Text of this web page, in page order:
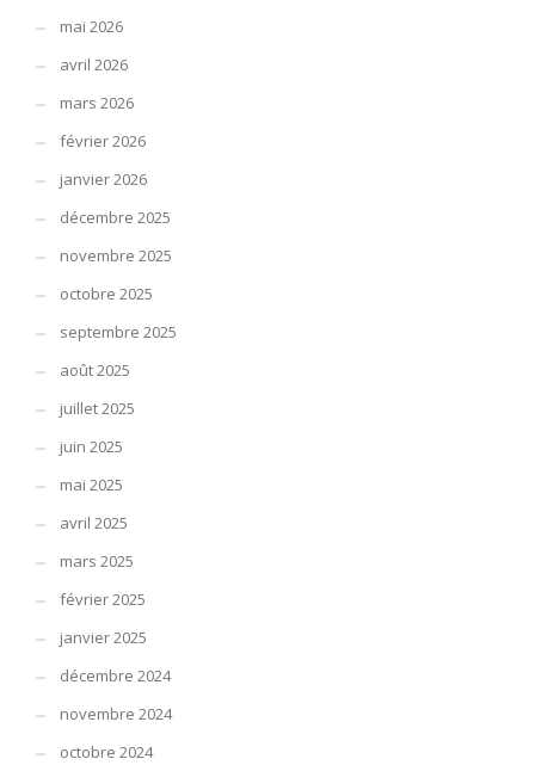
mai 2026
avril 2026
mars 2026
février 2026
janvier 2026
décembre 2025
novembre 2025
octobre 2025
septembre 2025
août 2025
juillet 2025
juin 2025
mai 2025
avril 2025
mars 2025
février 2025
janvier 2025
décembre 2024
novembre 2024
octobre 2024